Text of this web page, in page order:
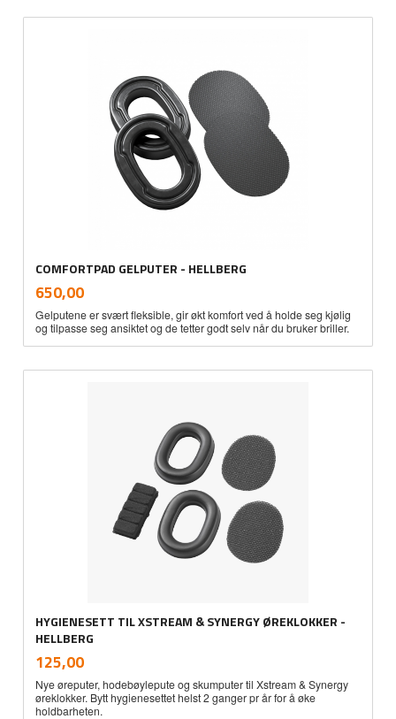
COMFORTPAD GELPUTER - HELLBERG
Pris
650,00mva.
Gelputene er svært fleksible, gir økt komfort ved å holde seg kjølig
og tilpasse seg ansiktet og de tetter godt selv når du bruker briller.
HYGIENESETT TIL XSTREAM & SYNERGY ØREKLOKKER -
HELLBERG
Pris
125,00mva.
Nye øreputer, hodebøylepute og skumputer til Xstream & Synergy
øreklokker. Bytt hygienesettet helst 2 ganger pr år for å øke
holdbarheten.